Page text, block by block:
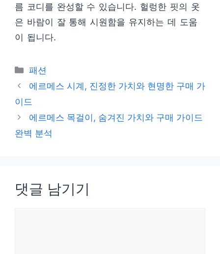
름 코디를 완성할 수 있습니다. 헐렁한 핏의 옷
은 바람이 잘 통해 시원함을 유지하는 데 도움
이 됩니다.
카
테
리
패션
에르메스 시계, 진정한 가치와 현명한 구매 가
이드
에르메스 목걸이, 숨겨진 가치와 구매 가이드
완벽 분석
댓글 남기기